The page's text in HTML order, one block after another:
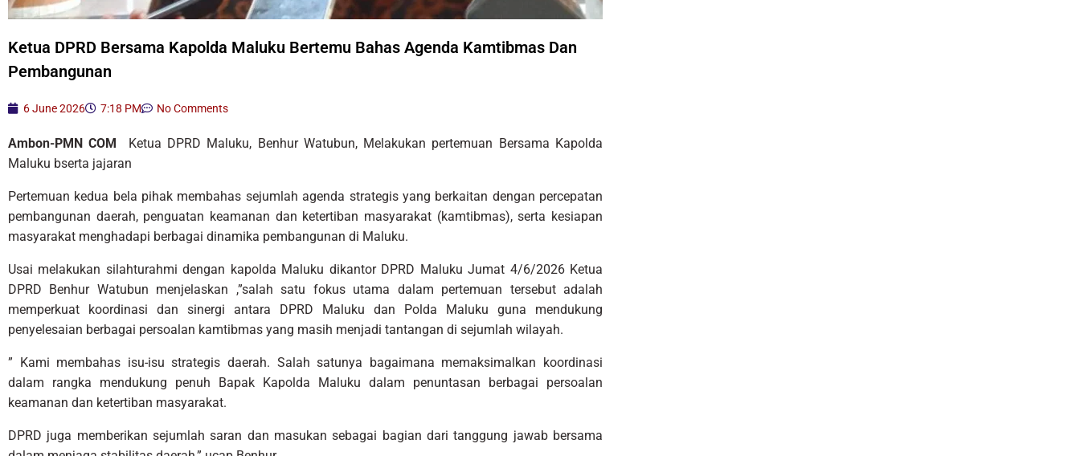
Ketua DPRD Bersama Kapolda Maluku Bertemu Bahas Agenda Kamtibmas Dan
Pembangunan
6 June 2026 7:18 PM No Comments
Ambon-PMN COM
Ketua DPRD Maluku, Benhur Watubun, Melakukan pertemuan Bersama Kapolda
Maluku bserta jajaran
Pertemuan kedua bela pihak membahas sejumlah agenda strategis yang berkaitan dengan percepatan
pembangunan daerah, penguatan keamanan dan ketertiban masyarakat (kamtibmas), serta kesiapan
masyarakat menghadapi berbagai dinamika pembangunan di Maluku.
Usai melakukan silahturahmi dengan kapolda Maluku dikantor DPRD Maluku Jumat 4/6/2026 Ketua
DPRD Benhur Watubun menjelaskan ,”salah satu fokus utama dalam pertemuan tersebut adalah
memperkuat koordinasi dan sinergi antara DPRD Maluku dan Polda Maluku guna mendukung
penyelesaian berbagai persoalan kamtibmas yang masih menjadi tantangan di sejumlah wilayah.
” Kami membahas isu-isu strategis daerah. Salah satunya bagaimana memaksimalkan koordinasi
dalam rangka mendukung penuh Bapak Kapolda Maluku dalam penuntasan berbagai persoalan
keamanan dan ketertiban masyarakat.
DPRD juga memberikan sejumlah saran dan masukan sebagai bagian dari tanggung jawab bersama